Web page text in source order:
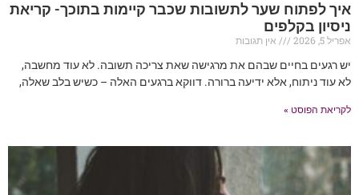
איך לפתוח שער לתשובות שכבר קיימות בתוכך- קריאת
ניסיון בקלפים
אפריל 5, 2026
אין תגובות
יש רגעים בחיים שבהם את מרגישה שאת צריכה תשובה. לא עוד מחשבה,
לא עוד ניתוח, אלא ידיעה ברורה. דווקא ברגעים האלה – כשיש בלב שאלה,
לקריאת הפוסט »